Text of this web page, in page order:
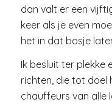
dan valt er een
keer als je even
het in dat bosje
Ik besluit ter plekke
richten, die tot
chauffeurs van